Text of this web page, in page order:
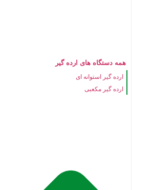
همه دستگاه های ارده گیر
ارده گیر استوانه ای
ارده گیر مکعبی